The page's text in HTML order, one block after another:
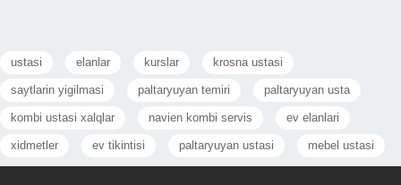
ustasi elanlar kurslar krosna ustasi
saytlarin yigilmasi paltaryuyan temiri paltaryuyan usta
kombi ustasi xalqlar navien kombi servis ev elanlari
xidmetler ev tikintisi paltaryuyan ustasi mebel ustasi